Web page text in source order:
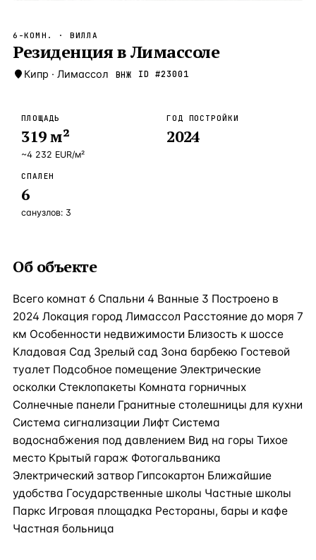
Новороссийск —Локация
Стамбул —Локация
ЧАСТО ИЩУТ
Турция Россия
ВСЕ НАПРАВЛЕНИЯ →
6-КОМН. · ВИЛЛА
Резиденция в Лимассоле
Кипр · Лимассол ВНЖ ID #23001
ПЛОЩАДЬ
319м²
~4 232 EUR/м²
ГОД ПОСТРОЙКИ
2024
СПАЛЕН
6
санузлов: 3
Об объекте
Всего комнат 6 Спальни 4 Ванные 3 Построено в
2024 Локация город Лимассол Расстояние до моря 7
км Особенности недвижимости Близость к шоссе
Кладовая Сад Зрелый сад Зона барбекю Гостевой
туалет Подсобное помещение Электрические
осколки Стеклопакеты Комната горничных
Солнечные панели Гранитные столешницы для кухни
Система сигнализации Лифт Система
водоснабжения под давлением Вид на горы Тихое
место Крытый гараж Фотогальваника
Электрический затвор Гипсокартон Ближайшие
удобства Государственные школы Частные школы
Паркс Игровая площадка Рестораны, бары и кафе
Частная больница